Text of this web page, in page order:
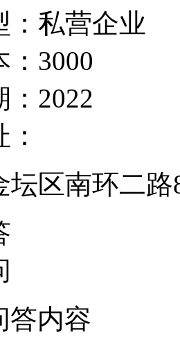
私营企业
3000
2022
坛区南环二路
答内容